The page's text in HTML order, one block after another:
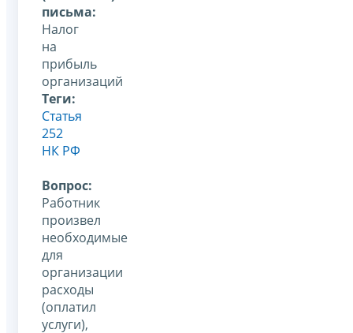
письма:
Налог
на
прибыль
организаций
Теги:
Статья
252
НК РФ
Вопрос:
Работник
произвел
необходимые
для
организации
расходы
(оплатил
услуги),